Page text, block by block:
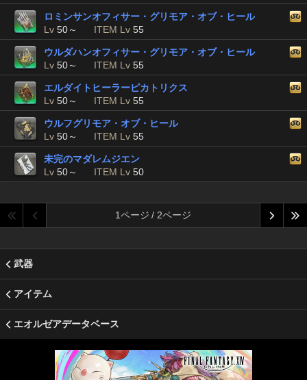
ロミンサンオフィサー・グリモア・オブ・ヒール
Lv 50～ ITEM Lv 55
ウルダハンオフィサー・グリモア・オブ・ヒール
Lv 50～ ITEM Lv 55
エルダイトヒーラーピカトリクス
Lv 50～ ITEM Lv 55
ウルフグリモア・オブ・ヒール
Lv 50～ ITEM Lv 55
未完のマダレムジエン
Lv 50～ ITEM Lv 50
1ページ / 2ページ
武器
アイテム
エオルゼアデータベース